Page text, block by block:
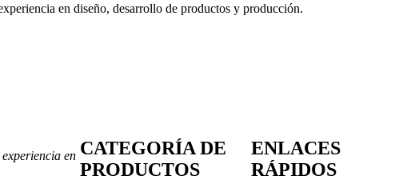
en diseño, desarrollo de productos y producción.
en CATEGORÍA DE
PRODUCTOS
ENLACES
RÁPIDOS